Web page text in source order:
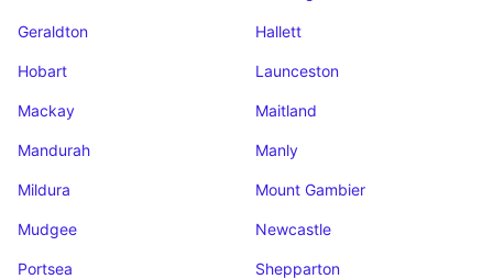
Geraldton Hallett
Hobart Launceston
Mackay Maitland
Mandurah Manly
Mildura Mount Gambier
Mudgee Newcastle
Portsea Shepparton